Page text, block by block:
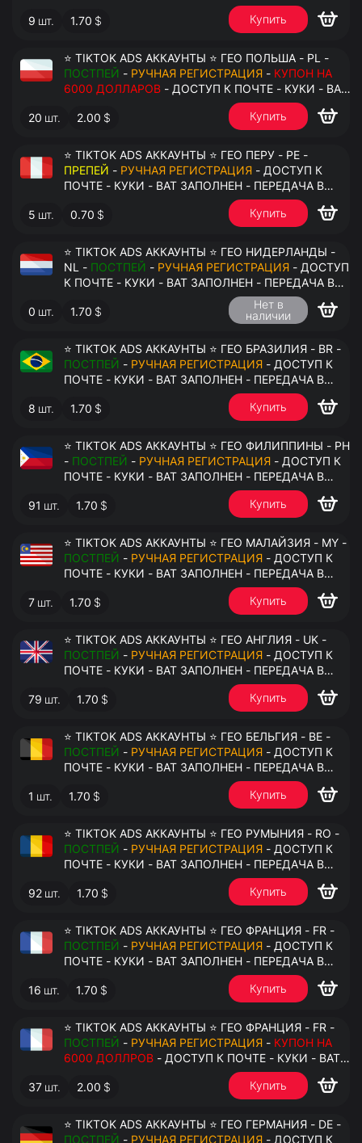
9 шт. 1.70 $ Купить
⭐ TIKTOK ADS АККАУНТЫ ⭐ ГЕО ПОЛЬША - PL -
ПОСТПЕЙ - РУЧНАЯ РЕГИСТРАЦИЯ - КУПОН НА
6000 ДОЛЛАРОВ - ДОСТУП К ПОЧТЕ - КУКИ - ВАТ
ЗАПОЛНЕН - ПЕРЕДАЧА В АНТИДЕТЕКТ
20 шт. 2.00 $ Купить
⭐ TIKTOK ADS АККАУНТЫ ⭐ ГЕО ПЕРУ - PE -
ПРЕПЕЙ - РУЧНАЯ РЕГИСТРАЦИЯ - ДОСТУП К
ПОЧТЕ - КУКИ - ВАТ ЗАПОЛНЕН - ПЕРЕДАЧА В
5 шт. 0.70 $ Купить
⭐ TIKTOK ADS АККАУНТЫ ⭐ ГЕО НИДЕРЛАНДЫ -
NL - ПОСТПЕЙ - РУЧНАЯ РЕГИСТРАЦИЯ - ДОСТУП
К ПОЧТЕ - КУКИ - ВАТ ЗАПОЛНЕН - ПЕРЕДАЧА В
0 шт. 1.70 $
Нет в
наличии
⭐ TIKTOK ADS АККАУНТЫ ⭐ ГЕО БРАЗИЛИЯ - BR -
ПОСТПЕЙ - РУЧНАЯ РЕГИСТРАЦИЯ - ДОСТУП К
ПОЧТЕ - КУКИ - ВАТ ЗАПОЛНЕН - ПЕРЕДАЧА В
8 шт. 1.70 $ Купить
⭐ TIKTOK ADS АККАУНТЫ ⭐ ГЕО ФИЛИППИНЫ - PH
- ПОСТПЕЙ - РУЧНАЯ РЕГИСТРАЦИЯ - ДОСТУП К
ПОЧТЕ - КУКИ - ВАТ ЗАПОЛНЕН - ПЕРЕДАЧА В
91 шт. 1.70 $ Купить
⭐ TIKTOK ADS АККАУНТЫ ⭐ ГЕО МАЛАЙЗИЯ - MY -
ПОСТПЕЙ - РУЧНАЯ РЕГИСТРАЦИЯ - ДОСТУП К
ПОЧТЕ - КУКИ - ВАТ ЗАПОЛНЕН - ПЕРЕДАЧА В
7 шт. 1.70 $ Купить
⭐ TIKTOK ADS АККАУНТЫ ⭐ ГЕО АНГЛИЯ - UK -
ПОСТПЕЙ - РУЧНАЯ РЕГИСТРАЦИЯ - ДОСТУП К
ПОЧТЕ - КУКИ - ВАТ ЗАПОЛНЕН - ПЕРЕДАЧА В
79 шт. 1.70 $ Купить
⭐ TIKTOK ADS АККАУНТЫ ⭐ ГЕО БЕЛЬГИЯ - BE -
ПОСТПЕЙ - РУЧНАЯ РЕГИСТРАЦИЯ - ДОСТУП К
ПОЧТЕ - КУКИ - ВАТ ЗАПОЛНЕН - ПЕРЕДАЧА В
1 шт. 1.70 $ Купить
⭐ TIKTOK ADS АККАУНТЫ ⭐ ГЕО РУМЫНИЯ - RO -
ПОСТПЕЙ - РУЧНАЯ РЕГИСТРАЦИЯ - ДОСТУП К
ПОЧТЕ - КУКИ - ВАТ ЗАПОЛНЕН - ПЕРЕДАЧА В
92 шт. 1.70 $ Купить
⭐ TIKTOK ADS АККАУНТЫ ⭐ ГЕО ФРАНЦИЯ - FR -
ПОСТПЕЙ - РУЧНАЯ РЕГИСТРАЦИЯ
ПОЧТЕ - КУКИ - ВАТ ЗАПОЛНЕН - ПЕРЕДАЧА В
16 шт. 1.70 $ Купить
⭐ TIKTOK ADS АККАУНТЫ ⭐ ГЕО ФРАНЦИЯ - FR -
ПОСТПЕЙ - РУЧНАЯ РЕГИСТРАЦИЯ - КУПОН НА
6000 ДОЛЛРОВ - ДОСТУП К ПОЧТЕ - КУКИ - ВАТ
ЗАПОЛНЕН - ПЕРЕДАЧА В АНТИДЕТЕКТ
37 шт. 2.00 $ Купить
⭐ TIKTOK ADS АККАУНТЫ ⭐ ГЕО ГЕРМАНИЯ - DE -
ПОСТПЕЙ - РУЧНАЯ РЕГИСТРАЦИЯ - ДОСТУП К